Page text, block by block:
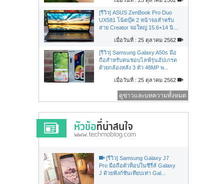
[รีวิว] ASUS ZenBook Pro Duo
UX581 โน้ตบุ๊ค 2 หน้าจอสำหรับ
สาย Creator จอใหญ่ 15.6+14 นิ...
เมื่อวันที่ : 25 ตุลาคม 2562
[รีวิว] Samsung Galaxy A50s มือ
ถือสำหรับคนชอบไลฟ์รุ่นอัปเกรด
ด้วยกล้องหลัง 3 ตัว 48MP พ...
เมื่อวันที่ : 25 ตุลาคม 2562
ดูข่าวและบทความทั้งหมด
[รีวิว] Samsung Galaxy J7
Pro มือถือตัวท็อปในซีรี่ส์ Galaxy
J ด้วยฟังก์ชันเทียบเท่า Gal...